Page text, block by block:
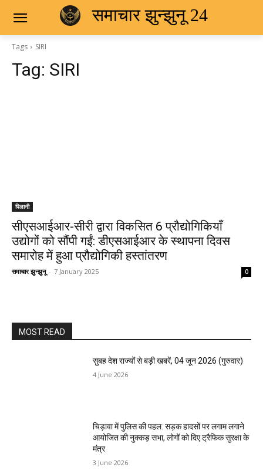
समाचार झुन्झुनू 24
Tags SIRI
Tag: SIRI
पिलानी
सीएसआईआर-सीरी द्वारा विकसित 6 प्रौद्योगिकियाँ
उद्योगों को सौंपी गईं: डीएसआईआर के स्‍थापना दिवस
समारोह में हुआ प्रौद्योगिकी हस्‍तांतरण
समाचार झुन्झुनू - 7 January 2025 0
MOST READ
सुबह देश राज्यों से बड़ी खबरें, 04 जून 2026 (गुरुवार)
4 June 2026
चिड़ावा में पुलिस की पहल: सड़क हादसों पर लगाम लगाने
आयोजित की नुक्कड़ सभा, लोगों को दिए ट्रैफिक सुरक्षा के
मंत्र
3 June 2026